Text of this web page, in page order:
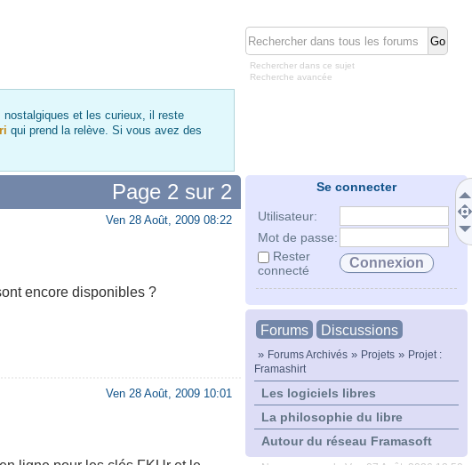
Rechercher dans ce sujet
Recherche avancée
et les curieux, il reste
qui prend la relève. Si vous avez des
Se connecter
Utilisateur:
Mot de passe:
Rester
connecté
Forums Discussions
» Forums Archivés » Projets » Projet :
Framashirt
Les logiciels libres
La philosophie du libre
Autour du réseau Framasoft
Page 2 sur 2
Ven 28 Août, 2009 08:22
encore disponibles ?
Ven 28 Août, 2009 10:01